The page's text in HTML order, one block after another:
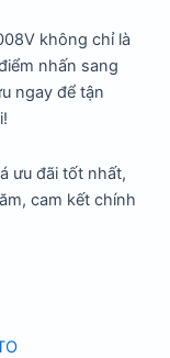
không chỉ là
nhấn sang
ngay để tận
ưu đãi tốt nhất,
cam kết chính